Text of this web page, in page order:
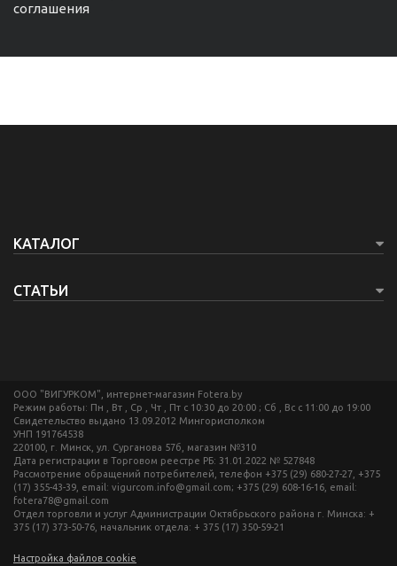
соглашения
КАТАЛОГ
СТАТЬИ
ООО "ВИГУРКОМ", интернет-магазин Fotera.by
Режим работы: Пн , Вт , Ср , Чт , Пт c 10:30 до 20:00 ; Сб , Вс c 11:00 до 19:00
Свидетельство выдано 13.09.2012 Мингорисполком
УНП 191764538
220100, г. Минск, ул. Сурганова 57б, магазин №310
Дата регистрации в Торговом реестре РБ: 31.01.2022 № 527848
Рассмотрение обращений потребителей, телефон +375 (29) 680-27-27, +375
(17) 355-43-39, email: vigurcom.info@gmail.com; +375 (29) 608-16-16, email:
fotera78@gmail.com
Отдел торговли и услуг Администрации Октябрьского района г. Минска: +
375 (17) 373-50-76, начальник отдела: + 375 (17) 350-59-21
Настройка файлов cookie